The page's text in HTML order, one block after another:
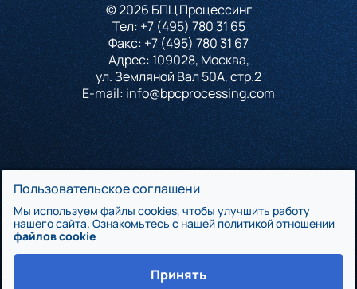
Пользовательское соглашени
Мы используем файлы cookies, чтобы улучшить работу
нашего сайта. Ознакомьтесь с нашей политикой отношении
файлов cookie
Принять
© 2026 БПЦ Процессинг
Тел:+7 (495) 780 31 65
Факс: +7 (495) 780 31 67
Адрес: 109028, Москва,
ул. Земляной Вал 50А, стр.2
E-mail:info@bpcprocessing.com
БПЦ Процессинг является сертифицированным участником платёжных
по эмиссии и эквайрингу банковских карт. На базе БПЦ Процессинга
банк сможет получить аутсорсинг полного спектра карточных
технологии.